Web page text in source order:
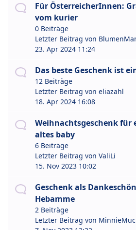
Für ÖsterreicherInnen:
vom kurier
0 Beiträge
Letzter Beitrag von
23. Apr 2024 11:24
Das beste Geschenk ist
12 Beiträge
Letzter Beitrag von eliazahl
18. Apr 2024 16:08
Weihnachtsgeschenk für
altes baby
6 Beiträge
Letzter Beitrag von ValiLi
15. Nov 2023 10:02
Geschenk als
Hebamme
2 Beiträge
Letzter Beitrag von